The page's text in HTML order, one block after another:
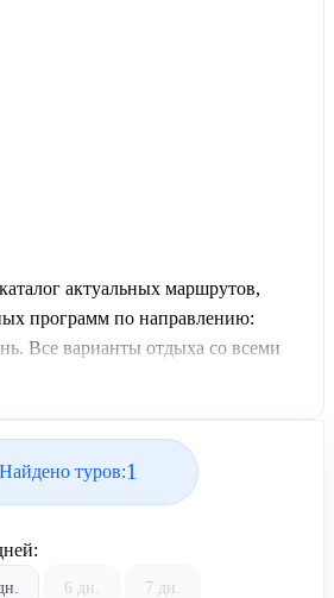
актуальных маршрутов,
программ по направлению:
Все варианты отдыха со всеми
от United Travel Systems.
Найдено туров:1
6 дн. 7 дн.